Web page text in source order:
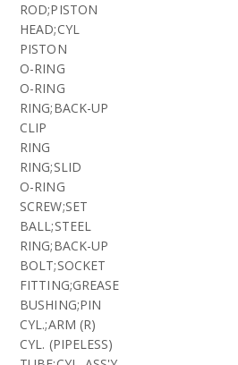
ROD;PISTON
HEAD;CYL
PISTON
O-RING
O-RING
RING;BACK-UP
CLIP
RING
RING;SLID
O-RING
SCREW;SET
BALL;STEEL
RING;BACK-UP
BOLT;SOCKET
FITTING;GREASE
BUSHING;PIN
CYL.;ARM (R)
CYL. (PIPELESS)